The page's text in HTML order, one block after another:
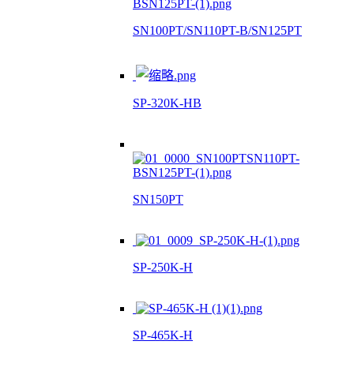
SN100PT/SN110PT-B/SN125PT
SP-320K-HB
SN150PT
SP-250K-H
SP-465K-H